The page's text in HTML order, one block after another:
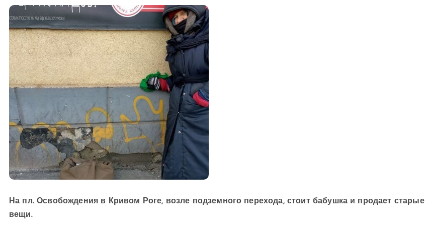
На пл. Освобождения в Кривом Роге, возле подземного перехода, стоит бабушка и продает старые
вещи.